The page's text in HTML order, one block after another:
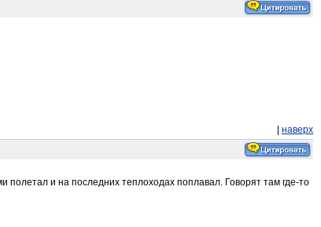
наверх
и на последних теплоходах поплавал. Говорят там где-то